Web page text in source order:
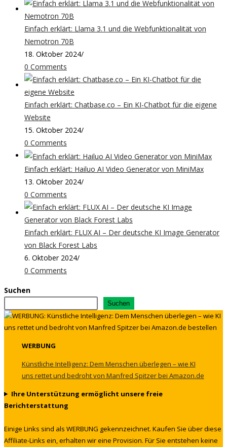
Einfach erklärt: Llama 3.1 und die Webfunktionalität von
Nemotron 70B
18. Oktober 2024/
0 Comments
Einfach erklärt: Chatbase.co – Ein KI-Chatbot für die eigene
Website
15. Oktober 2024/
0 Comments
Einfach erklärt: Hailuo AI Video Generator von MiniMax
13. Oktober 2024/
0 Comments
Einfach erklärt: FLUX AI – Der deutsche KI Image Generator
von Black Forest Labs
6. Oktober 2024/
0 Comments
Suchen
Suchen
WERBUNG
Künstliche Intelligenz: Dem Menschen überlegen – wie KI
uns rettet und bedroht von Manfred Spitzer bei Amazon.de
Ihre Unterstützung ermöglicht unsere freie
Berichterstattung
Einige Links sind als WERBUNG gekennzeichnet. Kaufen Sie über diese
Affiliate-Links ein, erhalten wir eine Provision. Für Sie entstehen keine